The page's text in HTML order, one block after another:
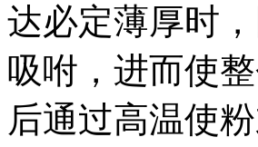
达必定薄厚时
吸咐，进而使
后通过高温使